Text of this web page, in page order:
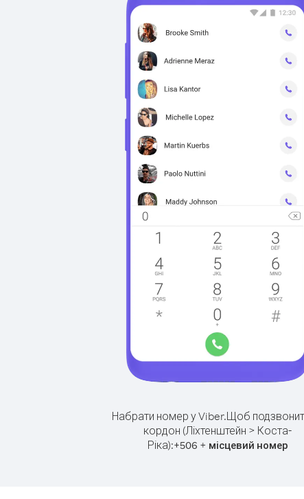
Набрати номер у Viber.Щоб
кордон (Ліхтенштейн > Коста-
Ріка):+506 + місцевий номер